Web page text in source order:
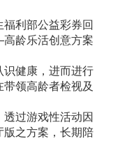
利部公益彩券回
龄乐活创意方案
健康，进而进行
领高龄者检视及
过游戏性活动因
版之方案，长期陪